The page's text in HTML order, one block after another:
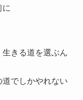
に
きる道を選ぶん
でしかやれない